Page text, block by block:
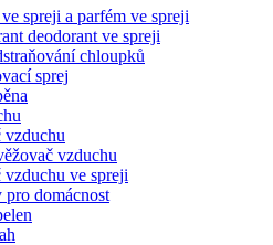
spreji a parfém ve spreji
deodorant ve spreji
chloupků
sprej
vzduchu
vzduchu
vzduchu ve spreji
domácnost